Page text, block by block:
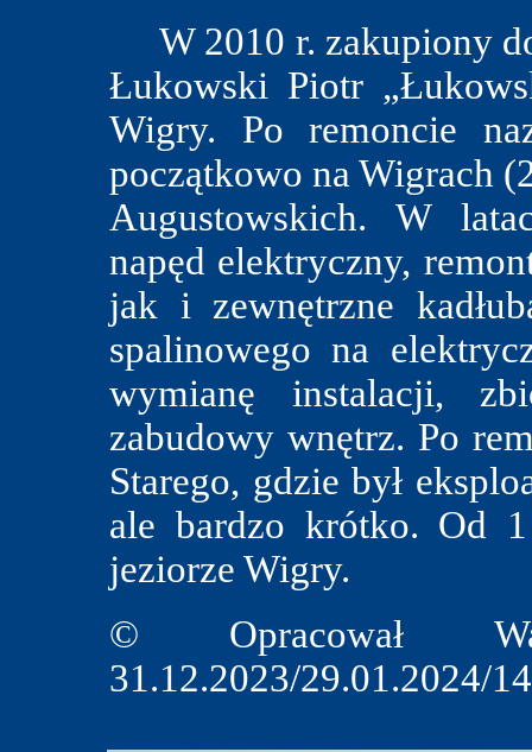
W 2010 r. zakupiony
Łukowski Piotr
Wigry. Po remoncie
początkowo na Wigrach
Augustowskich. W
napęd elektryczny,
jak i zewnętrzne
spalinowego na
wymianę instalacji,
zabudowy wnętrz. Po
Starego, gdzie był
ale bardzo krótko. Od
jeziorze Wigry.
© Opracował
31.12.2023/29.01.2024/